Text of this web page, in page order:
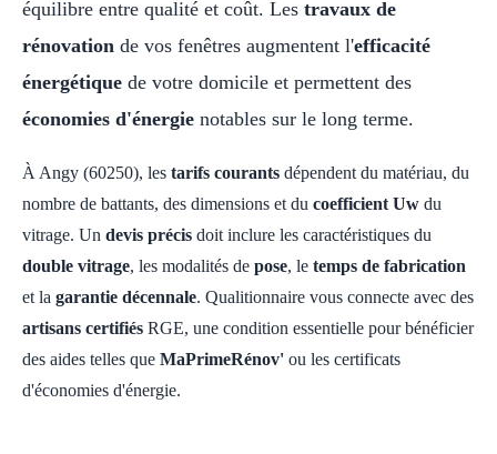
équilibre entre qualité et coût. Les travaux de
rénovation de vos fenêtres augmentent l'efficacité
énergétique de votre domicile et permettent des
économies d'énergie notables sur le long terme.
À Angy (60250), les tarifs courants dépendent du matériau, du
nombre de battants, des dimensions et du coefficient Uw du
vitrage. Un devis précis doit inclure les caractéristiques du
double vitrage, les modalités de pose, le temps de fabrication
et la garantie décennale. Qualitionnaire vous connecte avec des
artisans certifiés RGE, une condition essentielle pour bénéficier
des aides telles que MaPrimeRénov' ou les certificats
d'économies d'énergie.